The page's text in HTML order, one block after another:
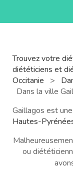
Trouvez votre
diététiciens et
Occitanie
>
Dans la ville
Gaillagos est
Hautes-
ou